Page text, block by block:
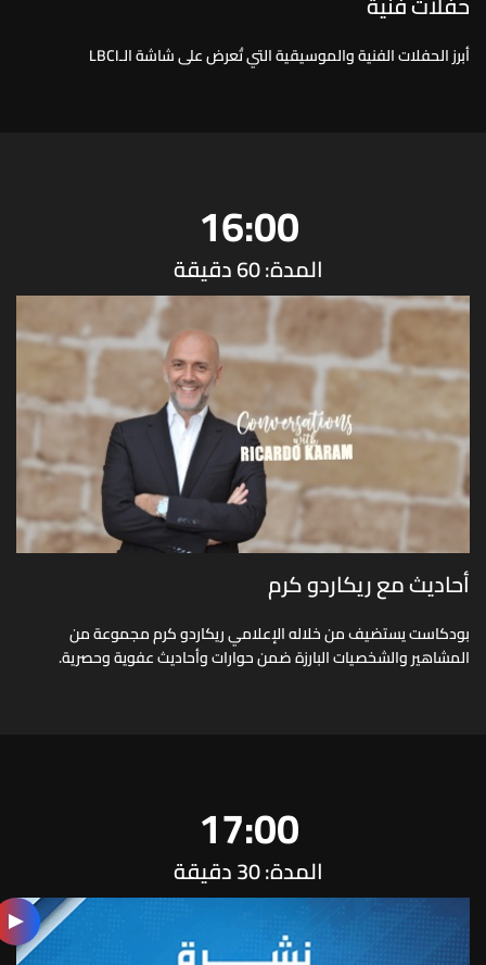
أبرز الحفلات الفنية والموسيقية التي تُعرض على شاشة الـLBCI
16:00
المدة: 60 دقيقة
أحاديث مع ريكاردو كرم
بودكاست يستضيف من خلاله الإعلامي ريكاردو كرم مجموعة من
المشاهير والشخصيات البارزة ضمن حوارات وأحاديث عفوية وحصرية.
17:00
المدة: 30 دقيقة